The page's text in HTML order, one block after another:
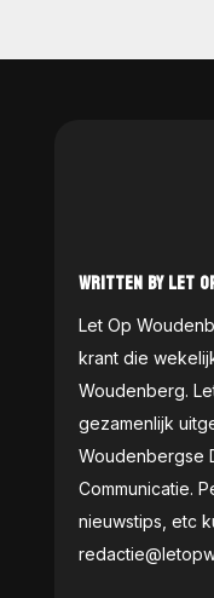
WRITTEN BY LET
Let Op
krant die
Woudenberg.
gezamenlijk
Woudenbergse
Communicatie.
nieuwstips, etc